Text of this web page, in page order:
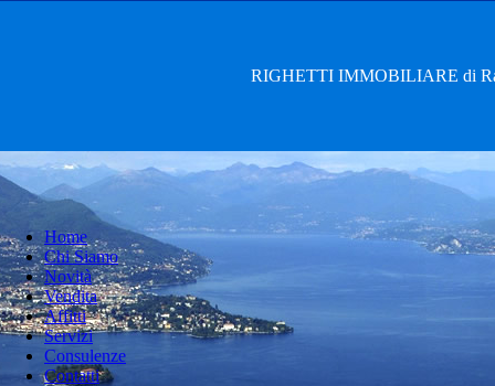
RIGHETTI IMMOBILIARE di
Home
Chi Siamo
Novità
Vendita
Affitti
Servizi
Consulenze
Contatti